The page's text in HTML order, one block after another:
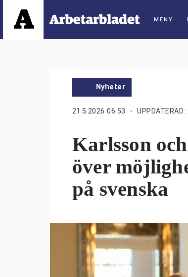
Nyheter
21.5.2026 06:53 ・
Karlsson
över
på svenska